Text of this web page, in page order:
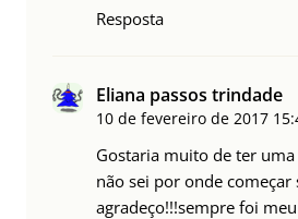
Resposta
Eliana passos trindade
10 de fevereiro de 2017
Gostaria muito de ter
não sei por onde
agradeço!!!sempre foi